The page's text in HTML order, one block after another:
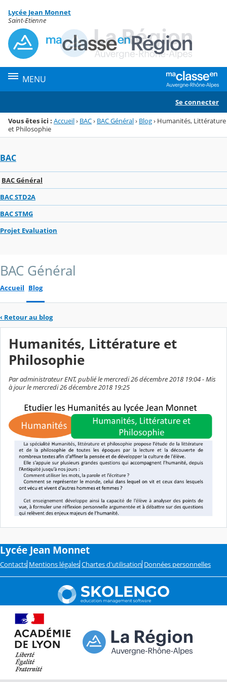
Menu de la rubrique
Contenu
Lycée Jean Monnet
Saint-Etienne
MENU
Se connecter
Vous êtes ici : Accueil› BAC› BAC Général› Blog› Humanités, Littérature
et Philosophie
BAC
BAC Général
BAC STD2A
BAC STMG
Projet Evaluation
BAC Général
Accueil Blog
‹ Retour au blog
Humanités, Littérature et
Philosophie
Par administrateur ENT, publié le mercredi 26 décembre 2018 19:04 - Mis
à jour le mercredi 26 décembre 2018 19:25
Lycée Jean Monnet
Contacts Mentions légales Chartes d'utilisation Données personnelles